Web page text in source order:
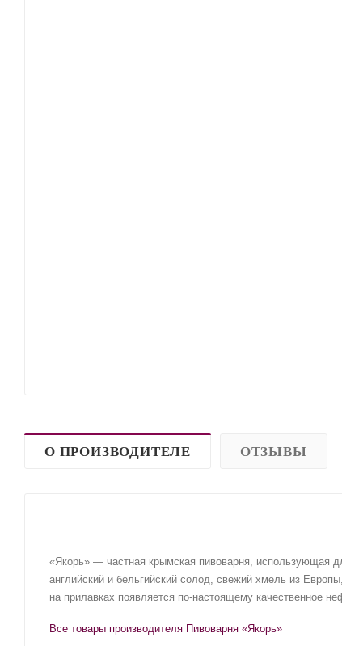
О ПРОИЗВОДИТЕЛЕ ОТЗЫВЫ
«Якорь» — частная крымская пивоварня, использующая
английский и бельгийский солод, свежий хмель из
на прилавках появляется по-настоящему качественное
Все товары производителя Пивоварня «Якорь»